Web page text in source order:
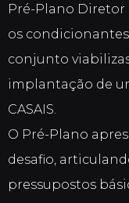
Pré-Plano
os
conjunto
implantação de
CASAIS.
O Pré-Plano
desafio,
pressupostos